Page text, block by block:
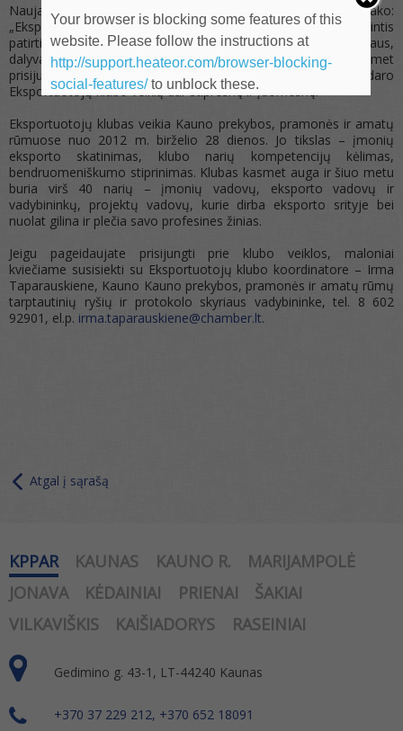
Naujai išrinkta Eksportuotojų klubo vadovė J. Petkevičienė sako:
„Eksportuotojų klubas jo nariams suteikia galimybę dalintis
patirtimi, kontaktais, aplankyti ir pamatyti kitas įmones iš vidaus,
dalyvauti seminaruose ar tiesiog bendrauti. Džiugu, kad kasmet
prisijungia vis daugiau narių iš eksportuojančių įmonių. Tai daro
Eksportuotojų klubo veiklą dar stipresnę ir įdomesnę.“
Eksportuotojų klubas veikia Kauno prekybos, pramonės ir amatų
rūmuose nuo 2012 m. birželio 28 dienos. Jo tikslas – įmonių
eksporto skatinimas, klubo narių kompetencijų kėlimas,
bendruomeniškumo stiprinimas. Klubas kasmet auga ir šiuo metu
buria virš 40 narių – įmonių vadovų, eksporto vadovų ir
vadybininkų, projektų vadovų, kurie dirba eksporto srityje bei
nuolat gilina ir plečia savo profesines žinias.
Jeigu pageidaujate prisijungti prie klubo veiklos, maloniai
kviečiame susisiekti su Eksportuotojų klubo koordinatore – Irma
Taparauskiene, Kauno Kauno prekybos, pramonės ir amatų rūmų
tarptautinių ryšių ir protokolo skyriaus vadybininke, tel. 8 602
92901, el.p. irma.taparauskiene@chamber.lt.
Atgal į sąrašą
KPPAR KAUNAS KAUNO R.
MARIJAMPOLĖ
JONAVA
KĖDAINIAI PRIENAI
ŠAKIAI
VILKAVIŠKIS
KAIŠIADORYS RASEINIAI
Gedimino g. 43-1, LT-44240 Kaunas
+370 37 229 212, +370 652 18091
Your browser is blocking some features of this
website. Please follow the instructions at
http://support.heateor.com/browser-blocking-
social-features/to unblock these.